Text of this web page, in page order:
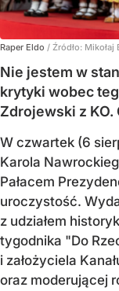
Raper Eldo / Źródło: Mikołaj
Nie jestem w
krytyki wobec
Zdrojewski z KO.
W czwartek (6
Karola
Pałacem
uroczystość.
z udziałem
tygodnika "Do
i założyciela
oraz moderującej